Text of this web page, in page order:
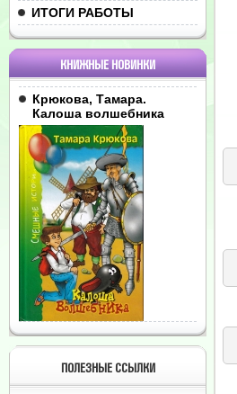
ИТОГИ РАБОТЫ
КНИЖНЫЕ НОВИНКИ
Крюкова, Тамара.
Калоша волшебника
ПОЛЕЗНЫЕ ССЫЛКИ